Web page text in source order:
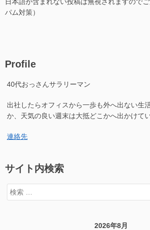
パム対策）
Profile
40代おっさんサラリーマン
出社したらオフィスから一歩も外へ出ない生
か、天気の良い週末は大抵どこかへ出かけてい
連絡先
サイト内検索
検
索
2026年8月